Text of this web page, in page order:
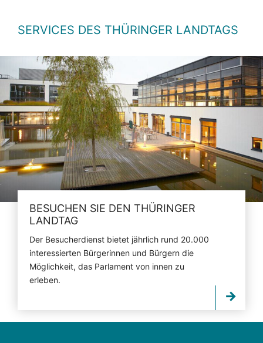
SERVICES DES THÜRINGER LANDTAGS
BESUCHEN SIE DEN THÜRINGER
LANDTAG
Der Besucherdienst bietet jährlich rund 20.000
interessierten Bürgerinnen und Bürgern die
Möglichkeit, das Parlament von innen zu
erleben.